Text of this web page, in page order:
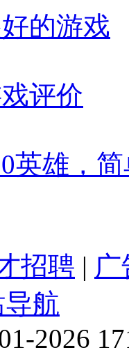
的游戏
评价
英雄，
招聘 |
导航
2026